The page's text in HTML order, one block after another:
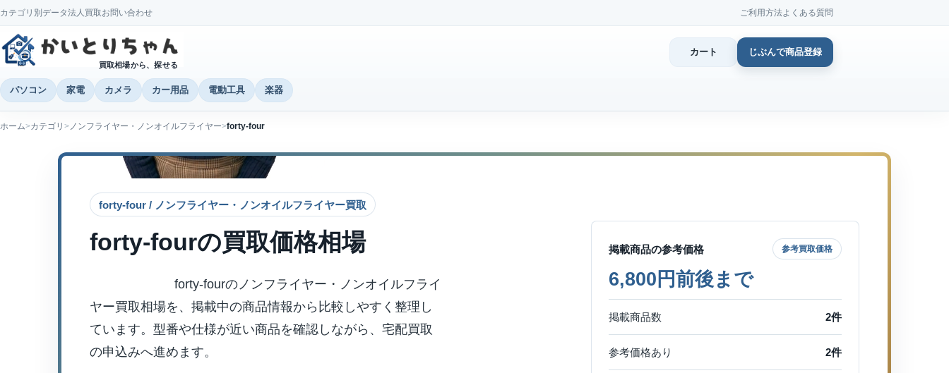
カテゴリ別データ法人買取お問い合わせ ご利用方法よくある質問
買取相場から、探せる
カート じぶんで商品登録
パソコン 家電 カメラ カー用品 電動工具 楽器
ホーム カテゴリ ノンフライヤー・ノンオイルフライヤー forty-four
forty-four / ノンフライヤー・ノンオイルフライヤー買取
forty-fourの買取価格相場 掲載商品の参考価格 参考買取価格
6,800円前後まで
掲載商品数 2件
参考価格あり 2件
forty-fourのノンフライヤー・ノンオイルフライ
ヤー買取相場を、掲載中の商品情報から比較しやすく整理し
ています。型番や仕様が近い商品を確認しながら、宅配買取
の申込みへ進めます。